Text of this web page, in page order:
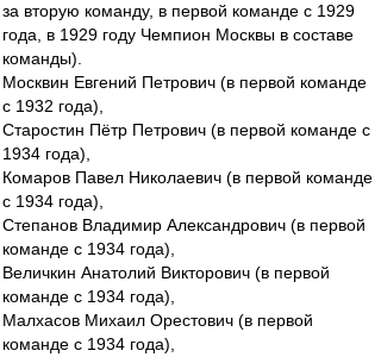
за вторую команду, в первой команде с 1929
года, в 1929 году Чемпион Москвы в составе
команды).
Москвин Евгений Петрович (в первой команде
с 1932 года),
Старостин Пётр Петрович (в первой команде с
1934 года),
Комаров Павел Николаевич (в первой команде
с 1934 года),
Степанов Владимир Александрович (в первой
команде с 1934 года),
Величкин Анатолий Викторович (в первой
команде с 1934 года),
Малхасов Михаил Орестович (в первой
команде с 1934 года),